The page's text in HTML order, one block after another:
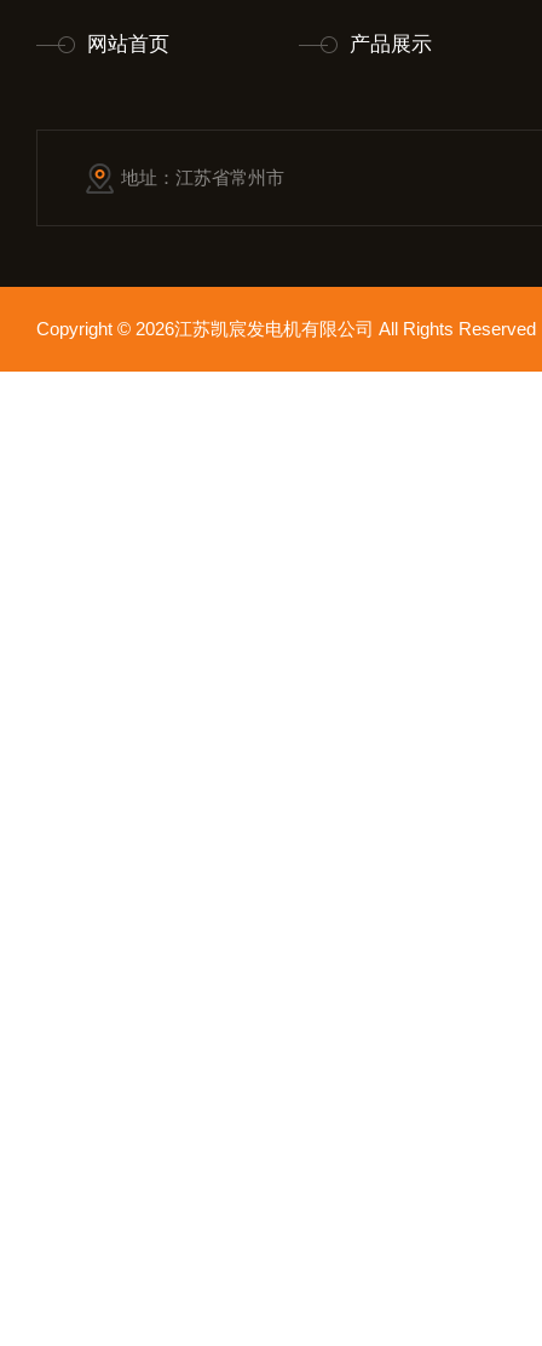
网站首页 产品展示
地址：江苏省常州市
Copyright © 2026江苏凯宸发电机有限公司 All Rights